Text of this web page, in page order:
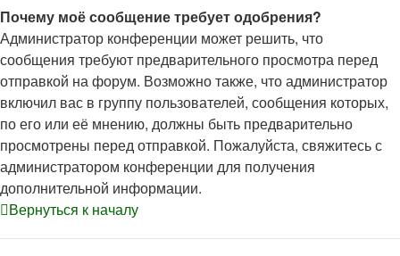
Почему моё сообщение требует одобрения?
Администратор конференции может решить, что
сообщения требуют предварительного просмотра перед
отправкой на форум. Возможно также, что администратор
включил вас в группу пользователей, сообщения которых,
по его или её мнению, должны быть предварительно
просмотрены перед отправкой. Пожалуйста, свяжитесь с
администратором конференции для получения
дополнительной информации.
Вернуться к началу